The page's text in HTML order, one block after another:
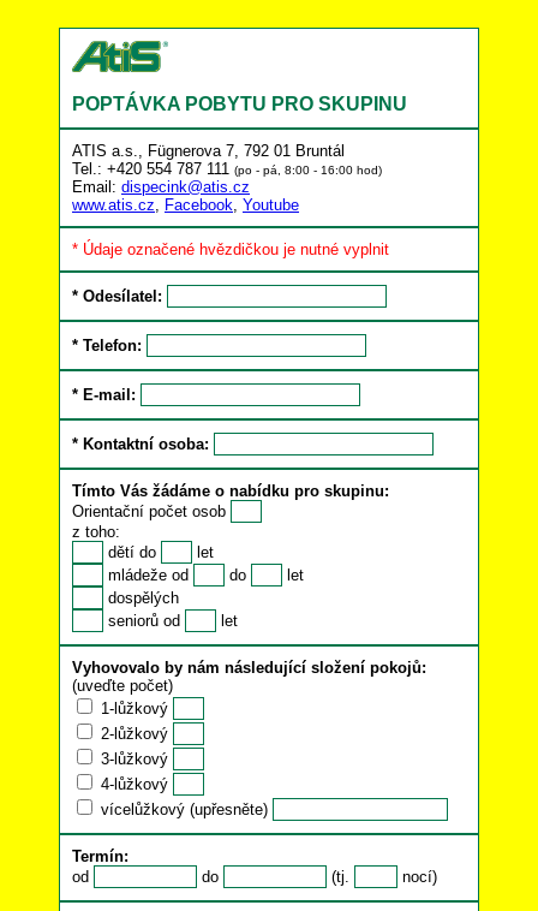
POPTÁVKA POBYTU PRO SKUPINU
ATIS a.s., Fügnerova 7, 792 01 Bruntál
Tel.: +420 554 787 111 (po - pá, 8:00 - 16:00 hod)
Email: dispecink@atis.cz
www.atis.cz, Facebook, Youtube
* Údaje označené hvězdičkou je nutné vyplnit
* Odesílatel:
* Telefon:
* E-mail:
* Kontaktní osoba:
Tímto Vás žádáme o nabídku pro skupinu:
Orientační počet osob
z toho:
dětí do
let
mládeže od
do
let
dospělých
seniorů od
let
Vyhovovalo by nám následující složení pokojů:
(uveďte počet)
1-lůžkový
2-lůžkový
3-lůžkový
4-lůžkový
vícelůžkový (upřesněte)
Termín:
od
do (tj. nocí)